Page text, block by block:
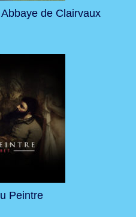
de Clairvaux
Peintre